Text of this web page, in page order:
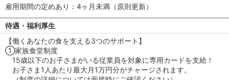
雇用期間の定めあり：4ヶ月未満（原則更新）
待遇・福利厚生
【働くあなたの食を支える3つのサポート】
①家族食堂制度
15歳以下のお子さまがいる従業員を対象に専用カードを支給！
お子さま1人あたり最大月1万円分がチャージされます。